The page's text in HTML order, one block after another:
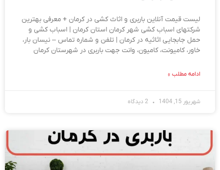
لیست قیمت آنلاین باربری و اثاث کشی در کرمان + معرفی بهترین
شرکتهای اسباب کشی شهر کرمان استان کرمان | اسباب کشی و
حمل جابجایی اثاثیه در کرمان | تلفن و شماره تماس – نیسان بار،
خاور، کامیونت، کامیون، وانت جهت باربری در شهرستان کرمان
ادامه مطلب »
شهریور 15, 1404